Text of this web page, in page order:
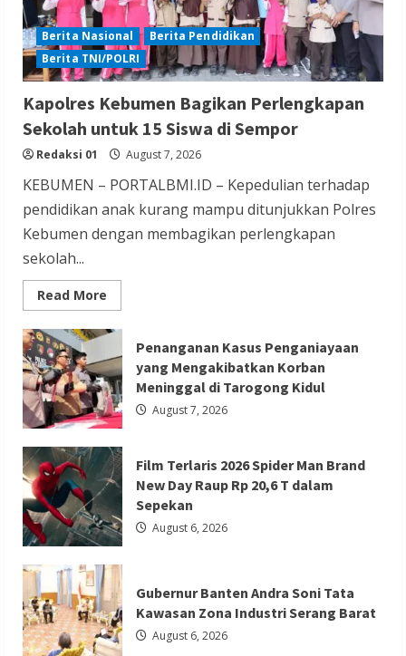
Berita Hiburan
Berita Lifestyle dan Insurance
Berita Trending
Film Terlaris 2026 Spider Man Brand New
Day Raup Rp 20,6 T dalam Sepekan
Redaksi 01 August 6, 2026
Berita Ekonomi dan Bisnis
Berita Nasional
Berita Terbaru
Gubernur Banten Andra Soni Tata
Kawasan Zona Industri Serang Barat
Redaksi 01
Berita Agama
Berita Trending
Kapolres Tangsel Hadiri Perayaan HUT
Vihara Boen Hay Bio, Perkuat Sinergitas
Berita Nasional
Berita Pendidikan
Berita TNI/POLRI
Kapolres Kebumen Bagikan Perlengkapan
Sekolah untuk 15 Siswa di Sempor
Redaksi 01 August 7, 2026
KEBUMEN – PORTALBMI.ID – Kepedulian terhadap
pendidikan anak kurang mampu ditunjukkan Polres
Kebumen dengan membagikan perlengkapan
sekolah...
Read More
more
Kapolres
Kebumen
Bagikan
Perlengkapan
Sekolah
untuk
15
Siswa
di
Sempor
Penanganan Kasus Penganiayaan
yang Mengakibatkan Korban
Meninggal di Tarogong Kidul
August 7, 2026
Film Terlaris 2026 Spider Man Brand
New Day Raup Rp 20,6 T dalam
Sepekan
August 6, 2026
Gubernur Banten Andra Soni Tata
Kawasan Zona Industri Serang Barat
August 6, 2026